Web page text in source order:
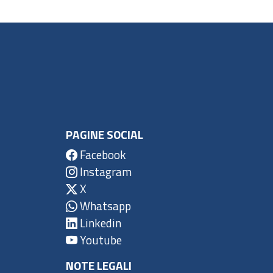
PAGINE SOCIAL
Facebook
Instagram
X
Whatsapp
Linkedin
Youtube
NOTE LEGALI